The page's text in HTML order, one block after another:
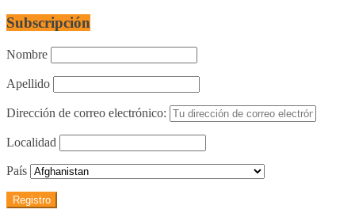
Subscripción
Nombre
Apellido
Dirección de correo electrónico:
Localidad
País